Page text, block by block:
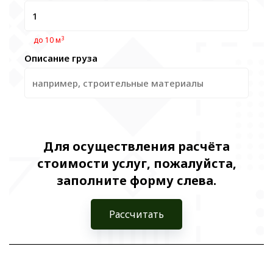
до 10 м3
Описание груза
Для осуществления расчёта
стоимости услуг, пожалуйста,
заполните форму слева.
Рассчитать